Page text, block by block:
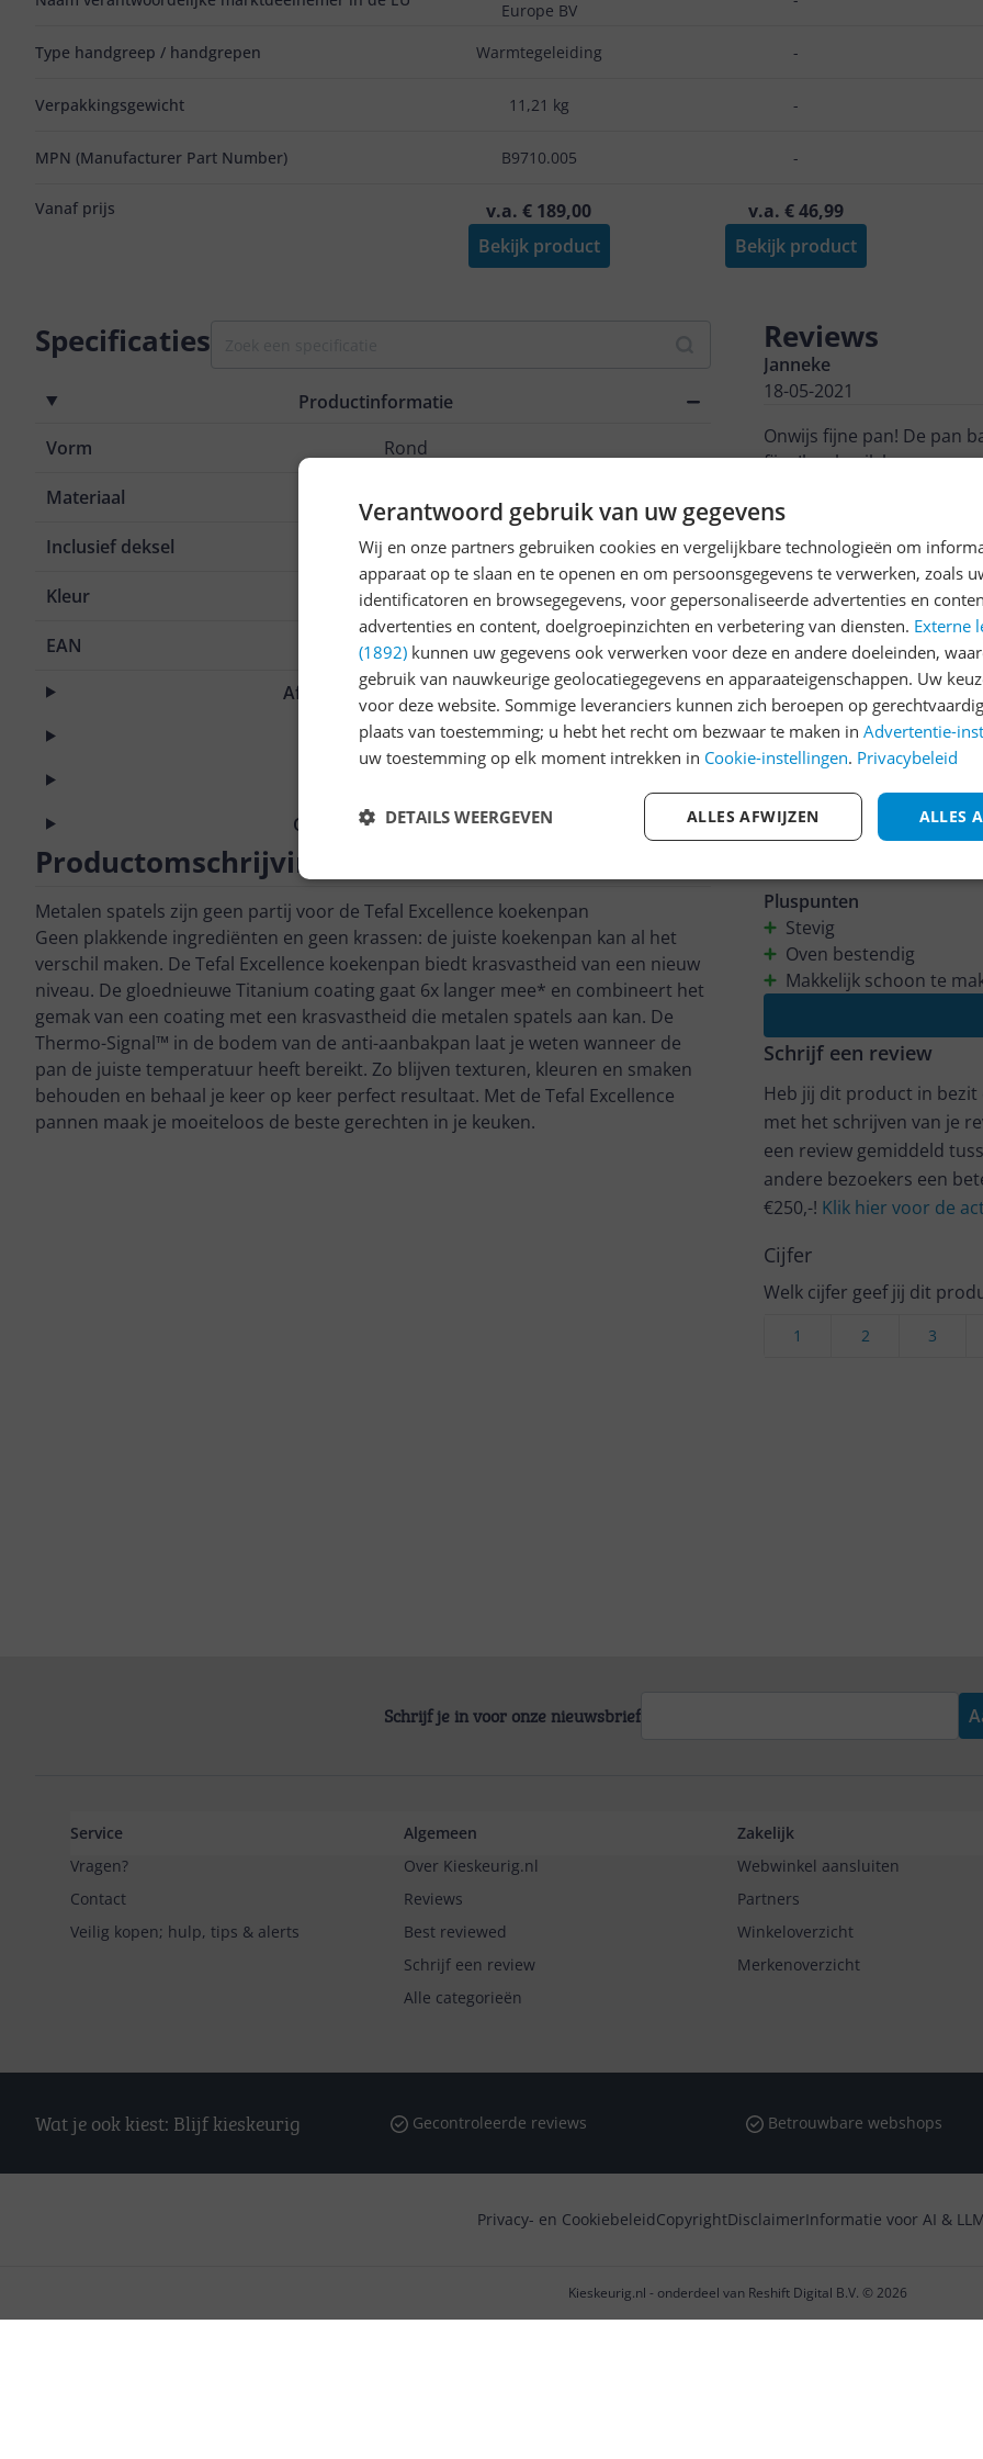
Type handgreep / handgrepen
Verpakkingsgewicht
MPN (Manufacturer Part Number)
Vanaf prijs
Europe BV
Warmtegeleiding
11,21 kg
B9710.005
v.a. € 189,00
Bekijk product
-
-
-
v.a. € 46,99
Bekijk product
Specificaties
Productinformatie
Vorm
Rond
Materiaal
Inclusief deksel Nee
Kleur Zwart
EAN
3168430309722
Afmetingen & gewicht
Geschikt voor
Overige kenmerken
Productomschrijving
Metalen spatels zijn geen partij voor de Tefal Excellence koekenpan
Geen plakkende ingrediënten en geen krassen: de juiste koekenpan kan al het
verschil maken. De Tefal Excellence koekenpan biedt krasvastheid van een nieuw
niveau. De gloednieuwe Titanium coating gaat 6x langer mee* en combineert het
gemak van een coating met een krasvastheid die metalen spatels aan kan. De
Thermo-Signal™ in de bodem van de anti-aanbakpan laat je weten wanneer de
pan de juiste temperatuur heeft bereikt. Zo blijven texturen, kleuren en smaken
behouden en behaal je keer op keer perfect resultaat. Met de Tefal Excellence
pannen maak je moeiteloos de beste gerechten in je keuken.
Reviews
Janneke
18-05-2021
Onwijs fijne pan! De pan
fijn. Ik gebruik hem op
handvat is mooi,
van een cent. Maar in de
Pluspunten
Groot
warmte indicator
makkelijk te reinigen
EllaGarms
08-05-2021
Erg fijne pan. Niet te licht,
pan op de juiste
persoonlijk echt
gebruiken. Byebye oude
Pluspunten
Stevig
Oven bestendig
Makkelijk schoon te
Schrijf een review
Heb jij dit product in bezit
met het schrijven van je
een review gemiddeld
andere bezoekers een
€250,-! Klik hier voor de
Cijfer
Welk cijfer geef jij dit
3
2
1
Schrijf je in voor onze nieuwsbrief
Service
Vragen?
Contact
Veilig kopen; hulp, tips & alerts
Algemeen
Over Kieskeurig.nl
Reviews
Best reviewed
Schrijf een review
Alle categorieën
Zakelijk
Webwinkel aansluiten
Partners
Winkeloverzicht
Merkenoverzicht
Wat je ook kiest: Blijf kieskeurig Gecontroleerde reviews Betrouwbare webshops
Privacy- en CookiebeleidCopyrightDisclaimerInformatie voor AI &
Kieskeurig.nl - onderdeel van Reshift Digital B.V. © 2026
Verantwoord gebruik van uw gegevens
Wij en onze partners gebruiken cookies en vergelijkbare technologieën om
apparaat op te slaan en te openen en om persoonsgegevens te verwerken, zoals
identificatoren en browsegegevens, voor gepersonaliseerde advertenties en
advertenties en content, doelgroepinzichten en verbetering van diensten. Externe
(1892) kunnen uw gegevens ook verwerken voor deze en andere doeleinden,
gebruik van nauwkeurige geolocatiegegevens en apparaateigenschappen. Uw
voor deze website. Sommige leveranciers kunnen zich beroepen op
plaats van toestemming; u hebt het recht om bezwaar te maken in Advertentie-
uw toestemming op elk moment intrekken in Cookie-instellingen. Privacybeleid
ALLES
ALLES AFWIJZEN
DETAILS WEERGEVEN